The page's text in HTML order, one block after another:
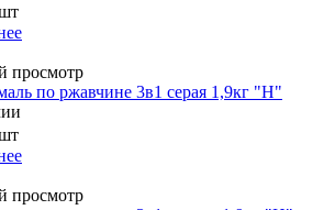
просмотр
по ржавчине 3в1 серая 1,9кг "Н"
просмотр